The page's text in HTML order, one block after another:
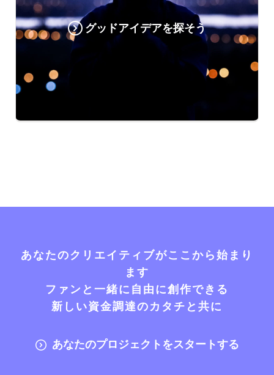
グッドアイデアを探そう
あなたのクリエイティブがここから始まり
ます
ファンと一緒に自由に創作できる
新しい資金調達のカタチと共に
あなたのプロジェクトをスタートする